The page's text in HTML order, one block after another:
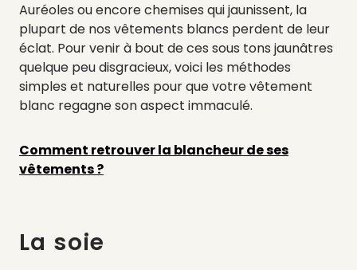
Auréoles ou encore chemises qui jaunissent, la
plupart de nos vêtements blancs perdent de leur
éclat. Pour venir à bout de ces sous tons jaunâtres
quelque peu disgracieux, voici les méthodes
simples et naturelles pour que votre vêtement
blanc regagne son aspect immaculé.
Comment retrouver la blancheur de ses
vêtements ?
La soie